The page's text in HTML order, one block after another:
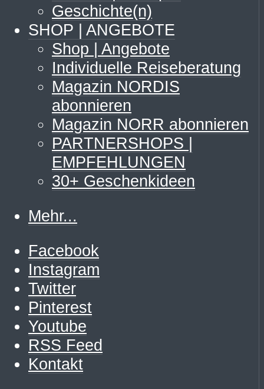
Geschichte(n)
SHOP | ANGEBOTE
Shop | Angebote
Individuelle Reiseberatung
Magazin NORDIS
abonnieren
Magazin NORR abonnieren
PARTNERSHOPS |
EMPFEHLUNGEN
30+ Geschenkideen
Mehr...
Facebook
Instagram
Twitter
Pinterest
Youtube
RSS Feed
Kontakt